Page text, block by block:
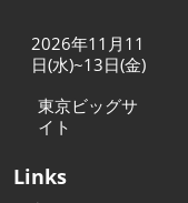
2026年11月11
日(水)~13日(金)
東京ビッグサ
イト
Links